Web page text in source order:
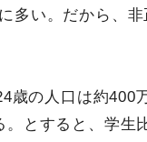
多い。だから、
歳の人口は約400
とすると、学生